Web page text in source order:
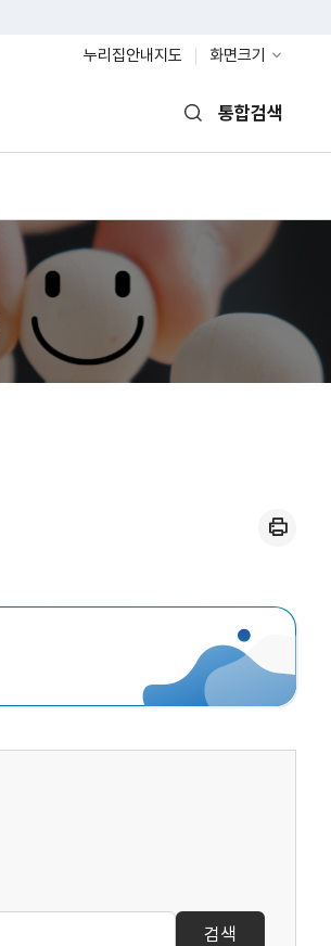
누리집안내지도
화면크기
통합검색
검색